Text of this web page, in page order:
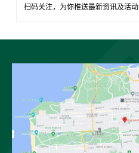
扫码关注，为你推送最新资讯及活动